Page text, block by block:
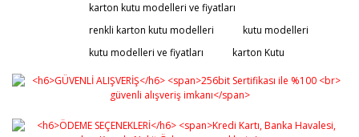
Yorum Yaz
Ürün resmi kalitesiz, bozuk veya görüntülenemiyor.
Ürün açıklamasında eksik bilgiler bulunuyor.
Ürün fiyatı diğer sitelerden daha pahalı.
karton kutu modelleri ve fiyatları
renkli karton kutu modelleri
kutu modelleri
kutu modelleri ve fiyatları
karton Kutu